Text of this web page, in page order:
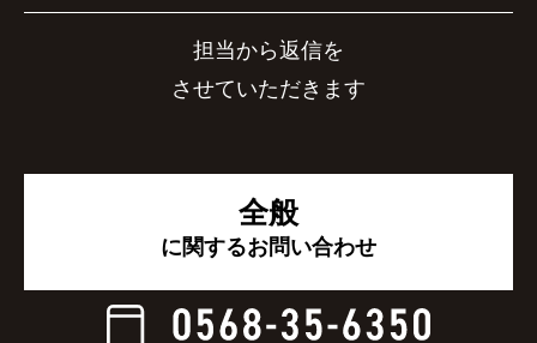
担当から返信を
させていただきます
全般
に関するお問い合わせ